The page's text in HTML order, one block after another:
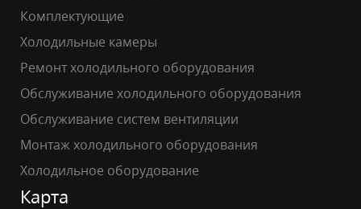
Комплектующие
Холодильные камеры
Ремонт холодильного оборудования
Обслуживание холодильного оборудования
Обслуживание систем вентиляции
Монтаж холодильного оборудования
Холодильное оборудование
Карта